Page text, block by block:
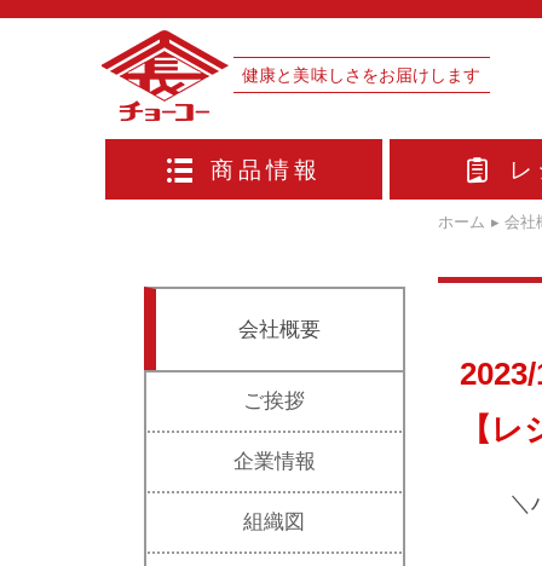
健康と美味しさをお届けします
商品情報
会社概要
ご挨拶
企業情報
組織図
ホーム ▸ 会社
【
＼